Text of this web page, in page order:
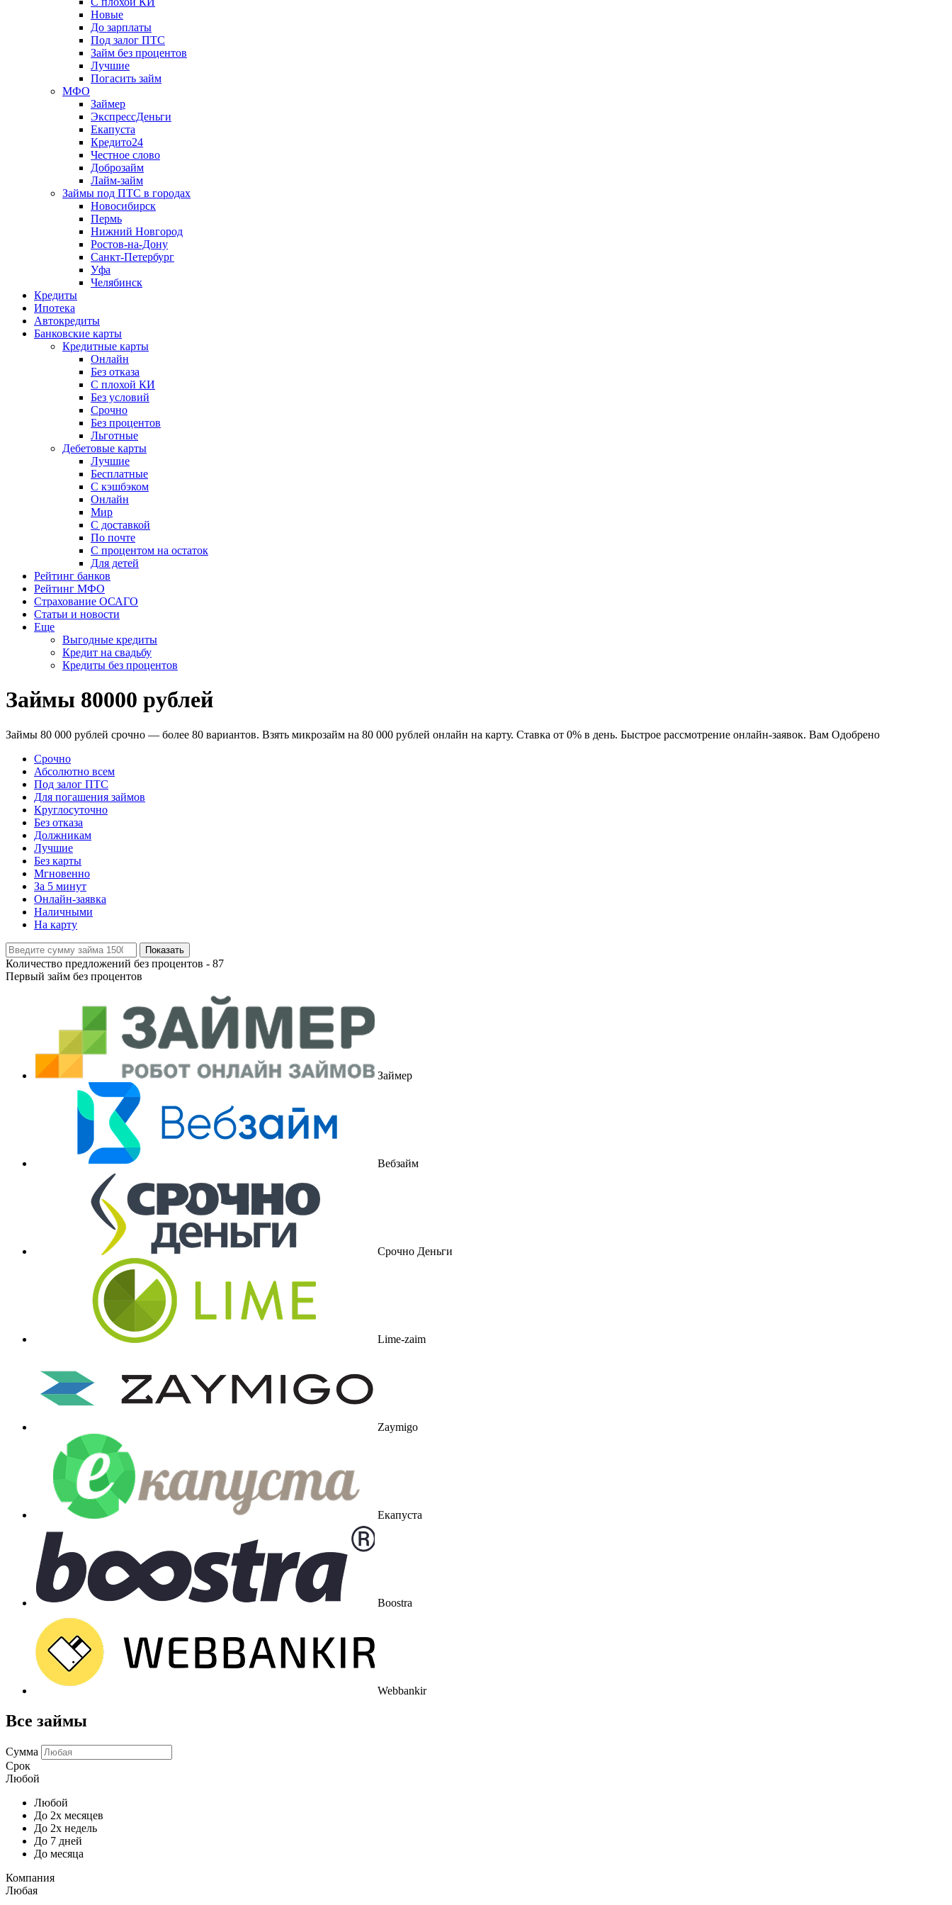
Новые
До зарплаты
Под залог ПТС
Займ без процентов
Лучшие
Погасить займ
МФО
Займер
ЭкспрессДеньги
Екапуста
Кредито24
Честное слово
Доброзайм
Лайм-займ
Займы под ПТС в городах
Новосибирск
Пермь
Нижний Новгород
Ростов-на-Дону
Санкт-Петербург
Уфа
Челябинск
Кредиты
Ипотека
Автокредиты
Банковские карты
Кредитные карты
Онлайн
Без отказа
С плохой КИ
Без условий
Срочно
Без процентов
Льготные
Дебетовые карты
Лучшие
Бесплатные
С кэшбэком
Онлайн
Мир
С доставкой
По почте
С процентом на остаток
Для детей
Рейтинг банков
Рейтинг МФО
Страхование ОСАГО
Статьи и новости
Еще
Выгодные кредиты
Кредит на свадьбу
Кредиты без процентов
Займы 80000 рублей
Займы 80 000 рублей срочно — более 80 вариантов. Взять микрозайм на 80 000 рублей онлайн на карту. Ставка от 0% в день. Быстрое рассмотрение онлайн-заявок. Вам Одобрено
Срочно
Абсолютно всем
Под залог ПТС
Для погашения займов
Круглосуточно
Без отказа
Должникам
Лучшие
Без карты
Мгновенно
За 5 минут
Онлайн-заявка
Наличными
На карту
Показать
Количество предложений без процентов - 87
Первый займ без процентов
Займер
Вебзайм
Срочно Деньги
Lime-zaim
Zaymigo
Екапуста
Boostra
Webbankir
Все займы
Сумма
Срок
Любой
Любой
До 2х месяцев
До 2х недель
До 7 дней
До месяца
Компания
Любая